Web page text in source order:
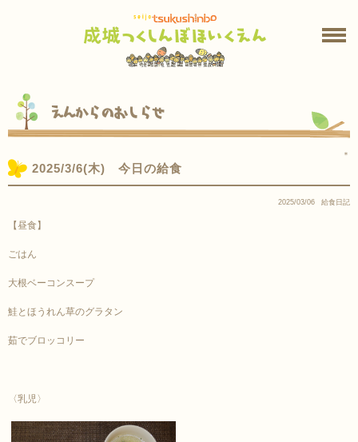
えんからのおしらせ
＊
2025/3/6(木) 今日の給食
2025/03/06 給食日記
【昼食】
ごはん
大根ベーコンスープ
鮭とほうれん草のグラタン
茹でブロッコリー
〈乳児〉